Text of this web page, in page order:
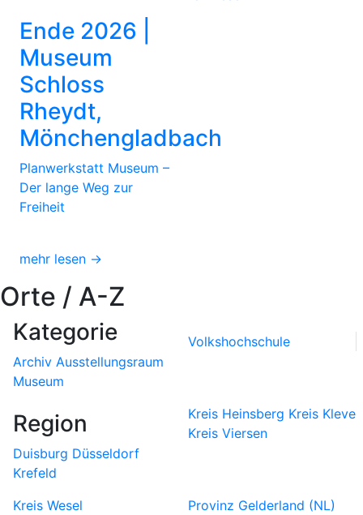
Ende 2026 |
Museum
Schloss
Rheydt,
Mönchengladbach
Planwerkstatt Museum –
Der lange Weg zur
Freiheit
mehr lesen →
Orte / A-Z
Kategorie
Archiv Ausstellungsraum
Museum
Volkshochschule
Region
Duisburg Düsseldorf
Krefeld
Kreis Heinsberg Kreis Kleve
Kreis Viersen
Kreis Wesel
Provinz Gelderland (NL)